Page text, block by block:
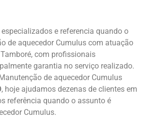
e referencia quando o
de aquecedor Cumulus com atuação
com profissionais
garantia no serviço realizado.
de aquecedor Cumulus
, hoje ajudamos dezenas de clientes em
referência quando o assunto é
Cumulus.